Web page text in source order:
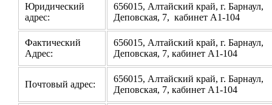
Юридический
адрес:
656015, Алтайский край, г. Барнаул,
Деповская, 7, кабинет А1-104
Фактический
Адрес:
656015, Алтайский край, г. Барнаул,
Деповская, 7, кабинет А1-104
Почтовый адрес:
656015, Алтайский край, г. Барнаул,
Деповская, 7, кабинет А1-104